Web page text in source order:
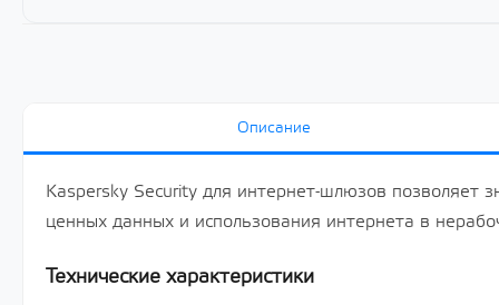
Описание
Kaspersky Security для интернет-шлюзов позволяет
ценных данных и использования интернета в
Технические характеристики